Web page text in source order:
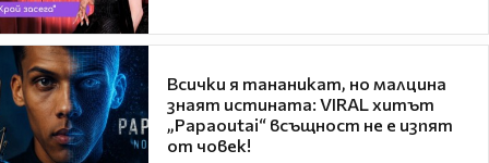
Всички я тананикат, но малцина
знаят истината: VIRAL хитът
„Papaoutai“ всъщност не е изпят
от човек!